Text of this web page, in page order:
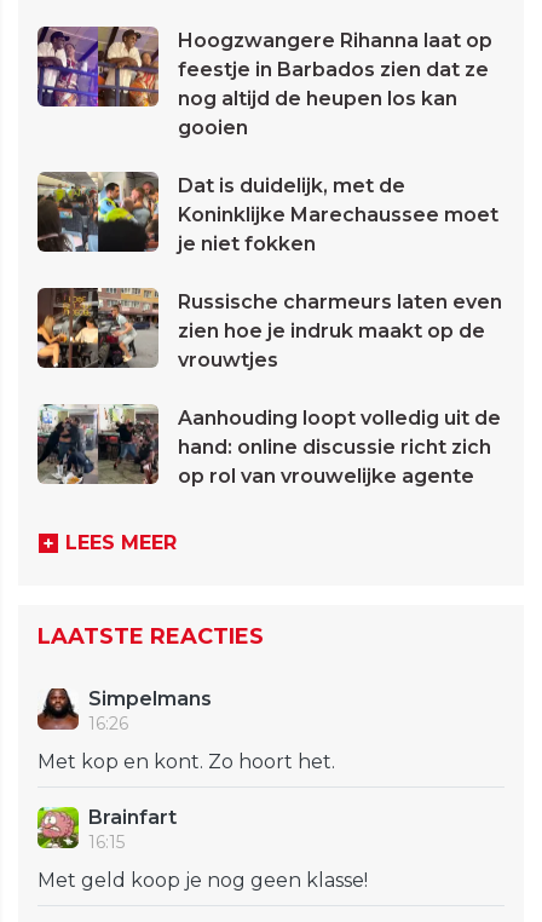
Hoogzwangere Rihanna laat op
feestje in Barbados zien dat ze
nog altijd de heupen los kan
gooien
Dat is duidelijk, met de
Koninklijke Marechaussee moet
je niet fokken
Russische charmeurs laten even
zien hoe je indruk maakt op de
vrouwtjes
Aanhouding loopt volledig uit de
hand: online discussie richt zich
op rol van vrouwelijke agente
LEES MEER
LAATSTE REACTIES
Simpelmans
16:26
Met kop en kont. Zo hoort het.
Brainfart
16:15
Met geld koop je nog geen klasse!